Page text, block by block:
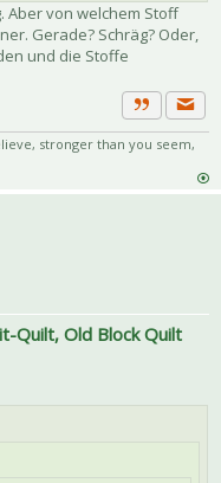
Aber von welchem Stoff
Gerade? Schräg? Oder,
und die Stoffe
Zitat
stronger than you seem,
Quilt, Old Block Quilt